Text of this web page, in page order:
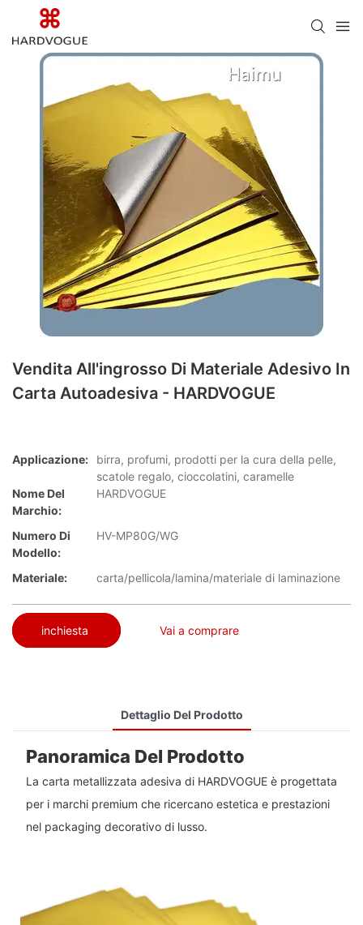
Vendita All'ingrosso Di Materiale Adesivo In
Carta Autoadesiva - HARDVOGUE
Applicazione:
birra, profumi, prodotti per la cura della pelle,
scatole regalo, cioccolatini, caramelle
Nome Del
Marchio:
HARDVOGUE
Numero Di
Modello:
HV-MP80G/WG
Materiale: carta/pellicola/lamina/materiale di laminazione
inchiesta Vai a comprare
Dettaglio Del Prodotto
Panoramica Del Prodotto
La carta metallizzata adesiva di HARDVOGUE è progettata
per i marchi premium che ricercano estetica e prestazioni
nel packaging decorativo di lusso.